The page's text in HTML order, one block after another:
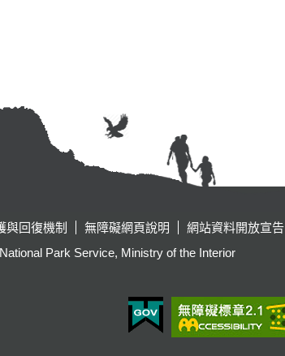
與回復機制 無障礙網頁說明
網站資料開放宣告
Park Service, Ministry of the Interior